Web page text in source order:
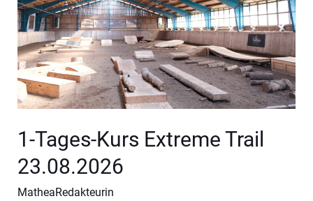
1-Tages-Kurs Extreme Trail
23.08.2026
MatheaRedakteurin